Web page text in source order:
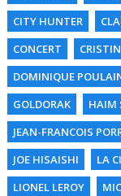
CITY HUNTER
CONCERT
DOMINIQUE
GOLDORAK
HAIM
JEAN-FRANCOIS
JOE HISAISHI
LA
LIONEL LEROY